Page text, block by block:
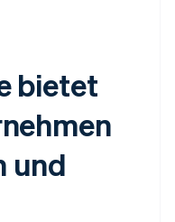
bietet
und